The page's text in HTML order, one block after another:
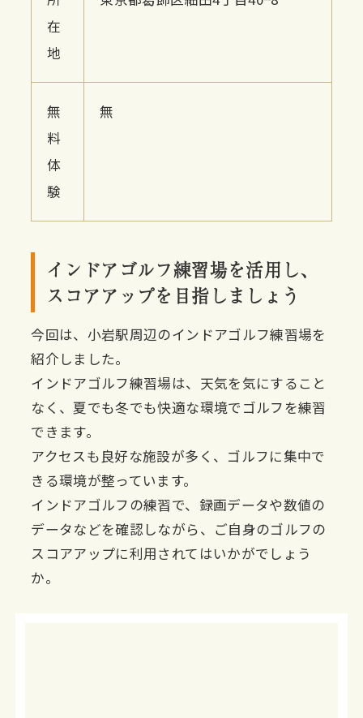
在
地
無
料
体
験
無
インドアゴルフ練習場を活用し、
スコアアップを目指しましょう
今回は、小岩駅周辺のインドアゴルフ練習場を
紹介しました。
インドアゴルフ練習場は、天気を気にすること
なく、夏でも冬でも快適な環境でゴルフを練習
できます。
アクセスも良好な施設が多く、ゴルフに集中で
きる環境が整っています。
インドアゴルフの練習で、録画データや数値の
データなどを確認しながら、ご自身のゴルフの
スコアアップに利用されてはいかがでしょう
か。